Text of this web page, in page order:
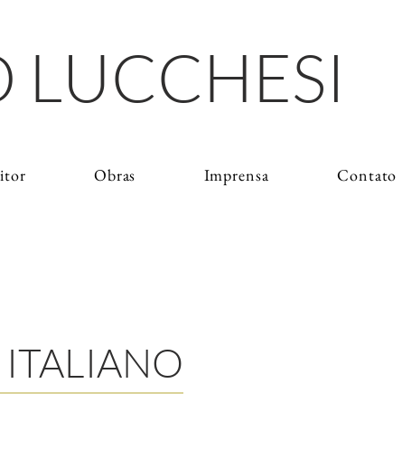
LUCCHESI
Obras Imprensa Contato
ITALIANO